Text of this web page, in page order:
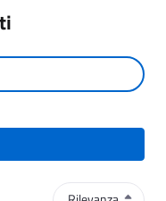
Ordinamento